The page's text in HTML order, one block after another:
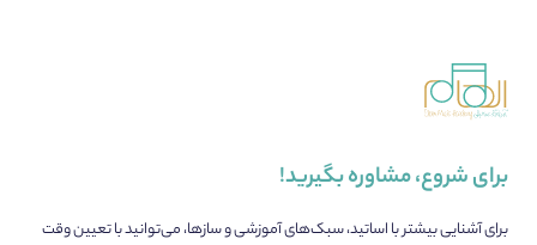
برای شروع، مشاوره بگیرید!
برای آشنایی بیشتر با اساتید، سبک‌های آموزشی و سازها، می‌توانید با تعیین وقت